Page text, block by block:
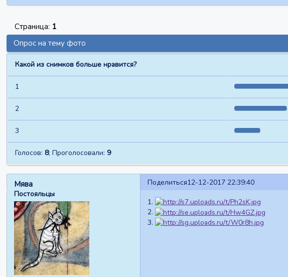
Опрос на тему фото
Страница: 1
Какой из снимков больше нравится?
1
2
3
Голосов:8;Проголосовали:9
Поделиться12-12-2017 22:39:40
Мява
Постояльцы
1.
2.
3.